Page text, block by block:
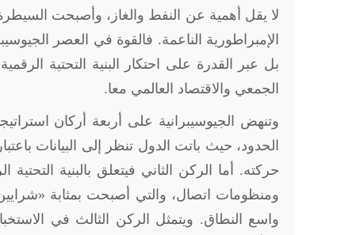
لا يقل أهمية عن النفط والغاز، وأصبحت
الإمبراطورية الناعمة. فالقوة في العصر
بل عبر القدرة على احتكار البنية التحتية
الجمعي والاقتصاد العالمي معا.
وتنهض الجيوسيبرانية على أربعة أركان
الحدود، حيث باتت الدول تنظر إلى البيانات
حركته. أما الركن الثاني فيتعلق بالبنية
ومنظومات اتصال، والتي أصبحت بمثابة
واسع النطاق. ويتمثل الركن الثالث في